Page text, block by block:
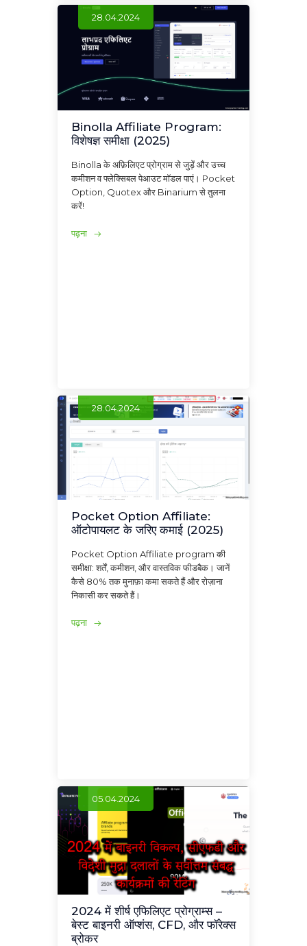
28.04.2024
Binolla Affiliate Program:
विशेषज्ञ समीक्षा (2025)
Binolla के अफ़िलिएट प्रोग्राम से जुड़ें और उच्च
कमीशन व फ्लेक्सिबल पेआउट मॉडल पाएं। Pocket
Option, Quotex और Binarium से तुलना
करें!
पढ़ना
28.04.2024
Pocket Option Affiliate:
ऑटोपायलट के जरिए कमाई (2025)
Pocket Option Affiliate program की
समीक्षा: शर्तें, कमीशन, और वास्तविक फीडबैक। जानें
कैसे 80% तक मुनाफ़ा कमा सकते हैं और रोज़ाना
निकासी कर सकते हैं।
पढ़ना
05.04.2024
2024 में शीर्ष एफिलिएट प्रोग्राम्स –
बेस्ट बाइनरी ऑप्शंस, CFD, और फॉरेक्स
ब्रोकर